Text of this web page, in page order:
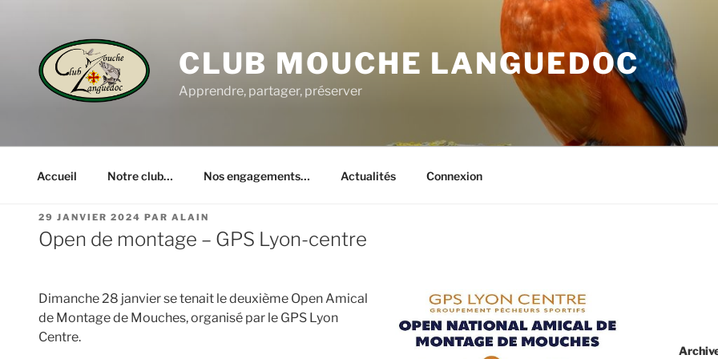
principal
CLUB MOUCHE LANGUEDOC
Apprendre, partager, préserver
Accueil Notre club… Nos engagements… Actualités Connexion
PUBLIÉ
LE
29 JANVIER 2024 PAR ALAIN
Open de montage – GPS Lyon-centre
Dimanche 28 janvier se tenait le deuxième Open Amical
de Montage de Mouches, organisé par le GPS Lyon
Centre.